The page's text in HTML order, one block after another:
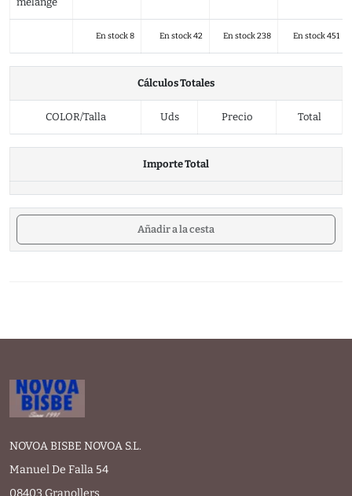
En stock 8 En stock 42 En stock 238 En stock 451
Cálculos Totales
COLOR/Talla Uds Precio Total
Importe Total
Añadir a la cesta
NOVOA BISBE NOVOA S.L.
Manuel De Falla 54